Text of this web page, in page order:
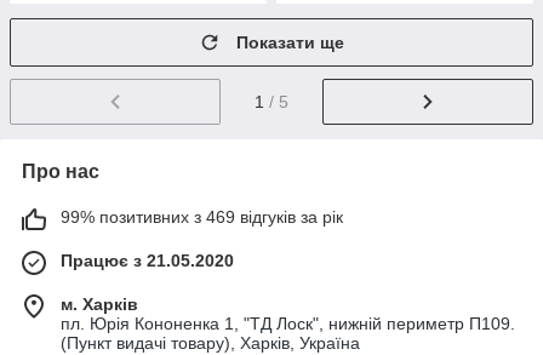
Показати ще
1 / 5
Про нас
99% позитивних з 469 відгуків за рік
Працює з 21.05.2020
м. Харків
пл. Юрія Кононенка 1, "ТД Лоск", нижній периметр П109.
(Пункт видачі товару), Харків, Україна